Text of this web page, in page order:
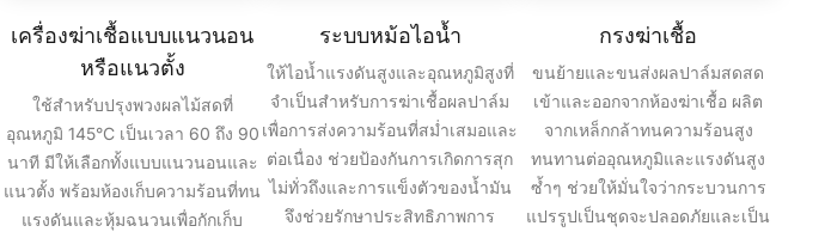
เครื่องฆ่าเชื้อแบบแนวนอน
หรือแนวตั้ง
ใช้สำหรับปรุงพวงผลไม้สดที่
อุณหภูมิ 145°C เป็นเวลา 60 ถึง 90
นาที มีให้เลือกทั้งแบบแนวนอนและ
แนวตั้ง พร้อมห้องเก็บความร้อนที่ทน
แรงดันและหุ้มฉนวนเพื่อกักเก็บ
ระบบหม้อไอน้ำ
ให้ไอน้ำแรงดันสูงและอุณหภูมิสูงที่
จำเป็นสำหรับการฆ่าเชื้อผลปาล์ม
เพื่อการส่งความร้อนที่สม่ำเสมอและ
ต่อเนื่อง ช่วยป้องกันการเกิดการสุก
ไม่ทั่วถึงและการแข็งตัวของน้ำมัน
จึงช่วยรักษาประสิทธิภาพการ
กรงฆ่าเชื้อ
ขนย้ายและขนส่งผลปาล์มสดสด
เข้าและออกจากห้องฆ่าเชื้อ ผลิต
จากเหล็กกล้าทนความร้อนสูง
ทนทานต่ออุณหภูมิและแรงดันสูง
ซ้ำๆ ช่วยให้มั่นใจว่ากระบวนการ
แปรรูปเป็นชุดจะปลอดภัยและเป็น